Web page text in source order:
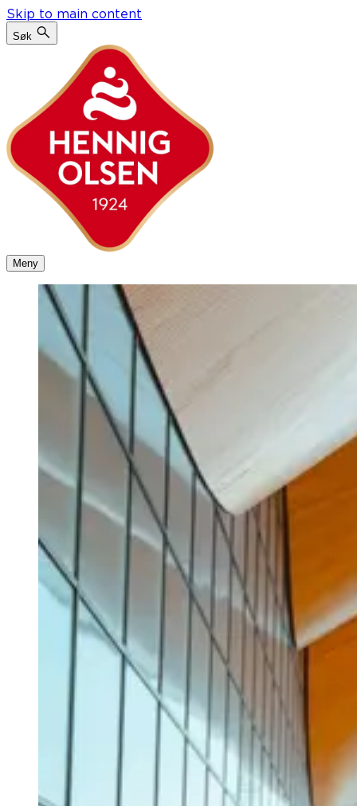
Skip to main content
Søk
Meny